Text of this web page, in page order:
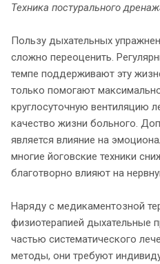
Техника постурального
Пользу дыхательных
сложно переоценить.
темпе поддерживают эту
только помогают
круглосуточную вентиляцию
качество жизни больного.
является влияние на
многие йоговские техники
благотворно влияют на
Наряду с медикаментозной
физиотерапией дыхательные
частью систематического
методы, они требуют